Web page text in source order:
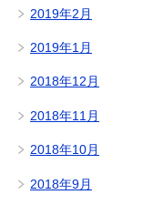
2019年2月
2019年1月
2018年12月
2018年11月
2018年10月
2018年9月